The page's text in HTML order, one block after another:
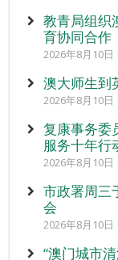
教青局组织
育协同合作
2026年8月10日
澳大师生到
2026年8月10日
复康事务委
服务十年行
2026年8月10日
市政署周三
会
2026年8月10日
“澳门城市